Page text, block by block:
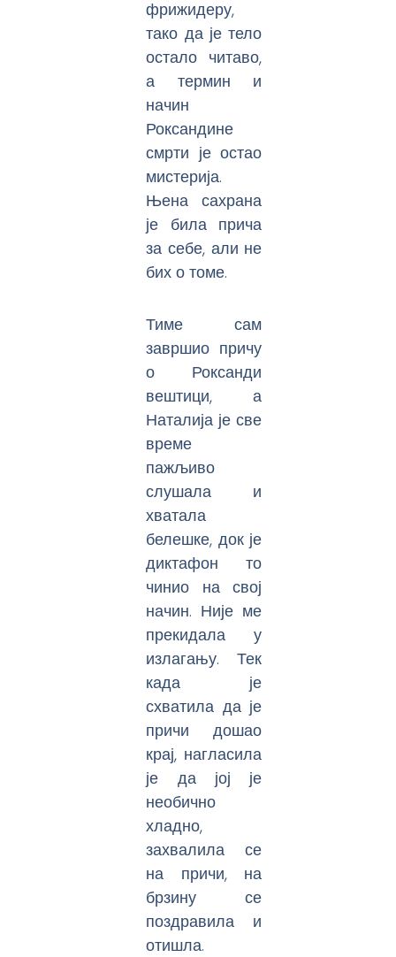
фрижидеру,
тако да је тело
остало читаво,
а термин и
начин
Роксандине
смрти је остао
мистерија.
Њена сахрана
је била прича
за себе, али не
бих о томе.
Тиме сам
завршио причу
о Роксанди
вештици, а
Наталија је све
време
пажљиво
слушала и
хватала
белешке, док је
диктафон то
чинио на свој
начин. Није ме
прекидала у
излагању. Тек
када је
схватила да је
причи дошао
крај, нагласила
је да јој је
необично
хладно,
захвалила се
на причи, на
брзину се
поздравила и
отишла.